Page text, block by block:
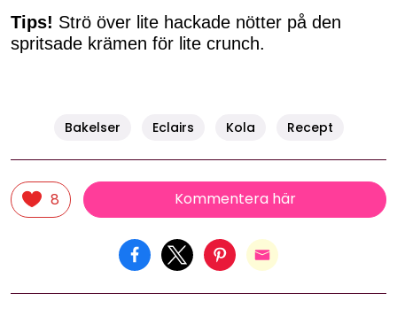
Tips! Strö över lite hackade nötter på den
spritsade krämen för lite crunch.
Bakelser Eclairs Kola Recept
8 Kommentera här